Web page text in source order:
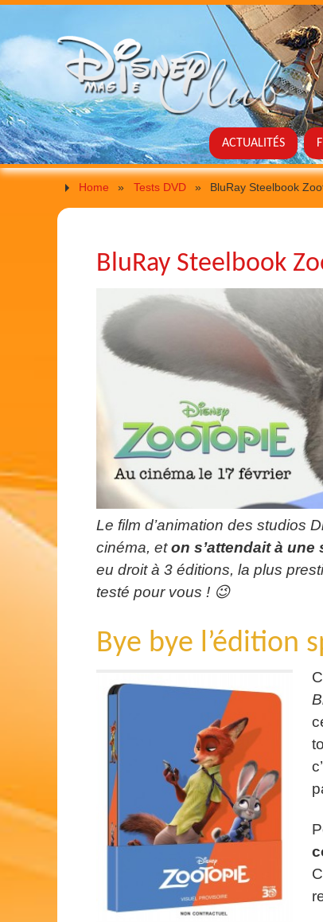
ACTUALITÉS
Home » Tests DVD » BluRay Steelbook
BluRay Steelbook
Le film d’animation des studios
cinéma, eton s’attendait à
eu droit à 3 éditions, la plus
testé pour vous ! 😉
Bye bye l’édition